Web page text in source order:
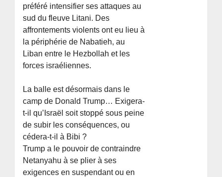
préféré intensifier ses attaques au
sud du fleuve Litani. Des
affrontements violents ont eu lieu à
la périphérie de Nabatieh, au
Liban entre le Hezbollah et les
forces israéliennes.
La balle est désormais dans le
camp de Donald Trump… Exigera-
t-il qu’Israël soit stoppé sous peine
de subir les conséquences, ou
cédera-t-il à Bibi ?
Trump a le pouvoir de contraindre
Netanyahu à se plier à ses
exigences en suspendant ou en